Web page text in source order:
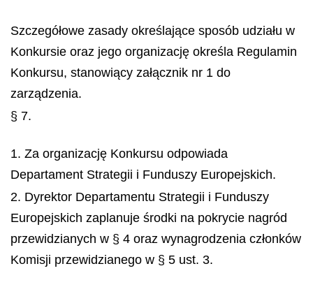
Szczegółowe zasady określające sposób udziału w
Konkursie oraz jego organizację określa Regulamin
Konkursu, stanowiący załącznik nr 1 do
zarządzenia.
§ 7.
1. Za organizację Konkursu odpowiada
Departament Strategii i Funduszy Europejskich.
2. Dyrektor Departamentu Strategii i Funduszy
Europejskich zaplanuje środki na pokrycie nagród
przewidzianych w § 4 oraz wynagrodzenia członków
Komisji przewidzianego w § 5 ust. 3.